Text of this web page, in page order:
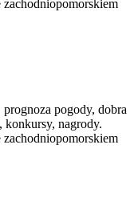
pogody, dobra
konkursy, nagrody.